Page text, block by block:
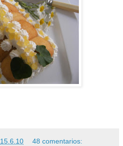
15.6.10 48 comentarios: